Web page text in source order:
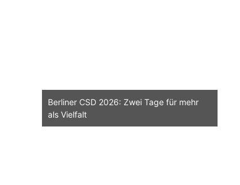
Berliner CSD 2026: Zwei Tage für mehr
als Vielfalt